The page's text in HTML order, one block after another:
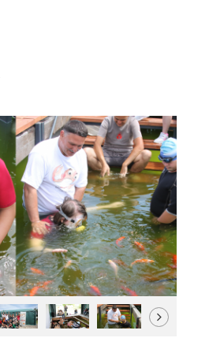
Next